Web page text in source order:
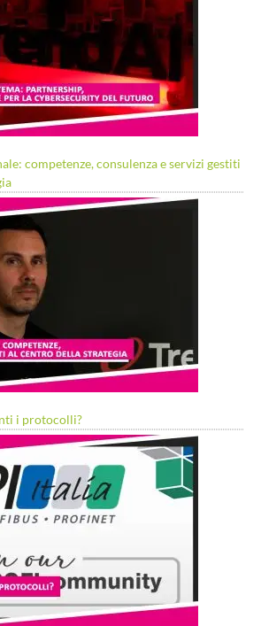
competenze, consulenza e servizi gestiti
i protocolli?